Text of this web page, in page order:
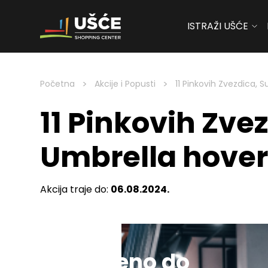
Skip to content
ISTRAŽI UŠĆE
Početna > Akcije i Popusti > 11 Pinkovih Zvezdica,
11 Pinkovih
Umbrella
Akcija traje do: 06.08.2024.